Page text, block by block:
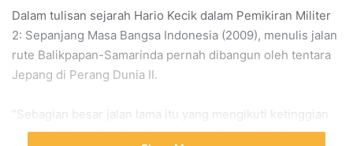
Dalam tulisan sejarah Hario Kecik dalam Pemikiran Militer
2: Sepanjang Masa Bangsa Indonesia (2009), menulis jalan
rute Balikpapan-Samarinda pernah dibangun oleh tentara
Jepang di Perang Dunia II.
“Sebagian besar jalan lama itu yang mengikuti ketinggian
bukit-bukit, sudah ditumbuhi rumput ilalang. Terdapat